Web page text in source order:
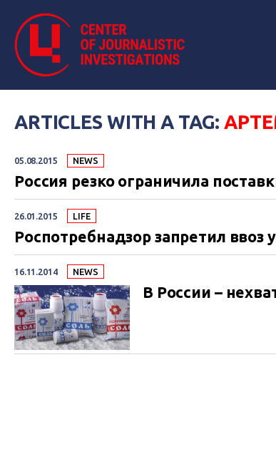
ARTICLES WITH A TAG:
05.08.2015 NEWS
Россия резко ограничила
26.01.2015 LIFE
Роспотребнадзор запретил ввоз
16.11.2014 NEWS
В России –